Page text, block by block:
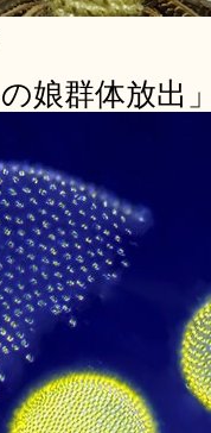
娘群体放出